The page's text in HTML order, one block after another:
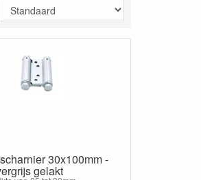
30x100mm -
gelakt